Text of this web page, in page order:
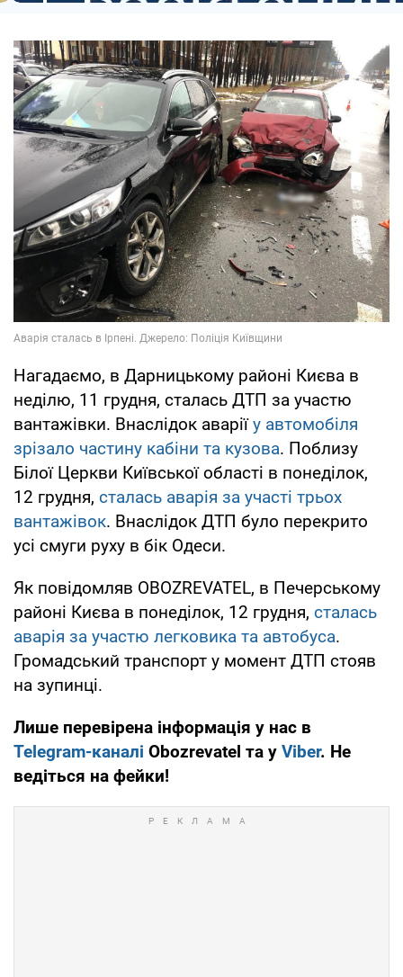
Нагадаємо, в Дарницькому районі Києва в
неділю, 11 грудня, сталась ДТП за участю
вантажівки. Внаслідок аваріїу автомобіля
зрізало частину кабіни та кузова. Поблизу
Білої Церкви Київської області в понеділок,
12 грудня, сталась аварія за участі трьох
вантажівок. Внаслідок ДТП було перекрито
усі смуги руху в бік Одеси.
Як повідомляв OBOZREVATEL, в Печерському
районі Києва в понеділок, 12 грудня, сталась
аварія за участю легковика та автобуса.
Громадський транспорт у момент ДТП стояв
на зупинці.
Лише перевірена інформація у нас в
Telegram-каналі Obozrevatel та у Viber. Не
ведіться на фейки!